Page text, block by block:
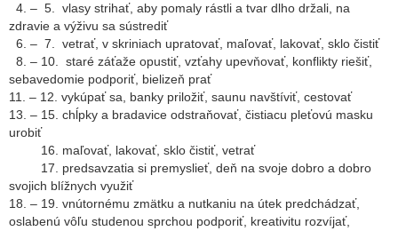
4. – 5. vlasy strihať, aby pomaly rástli a tvar dlho držali, na
zdravie a výživu sa sústrediť
6. – 7. vetrať, v skriniach upratovať, maľovať, lakovať, sklo čistiť
8. – 10. staré záťaže opustiť, vzťahy upevňovať, konflikty riešiť,
sebavedomie podporiť, bielizeň prať
11. – 12. vykúpať sa, banky priložiť, saunu navštíviť, cestovať
13. – 15. chĺpky a bradavice odstraňovať, čistiacu pleťovú masku
urobiť
16. maľovať, lakovať, sklo čistiť, vetrať
17. predsavzatia si premyslieť, deň na svoje dobro a dobro
svojich blížnych využiť
18. – 19. vnútornému zmätku a nutkaniu na útek predchádzať,
oslabenú vôľu studenou sprchou podporiť, kreativitu rozvíjať,